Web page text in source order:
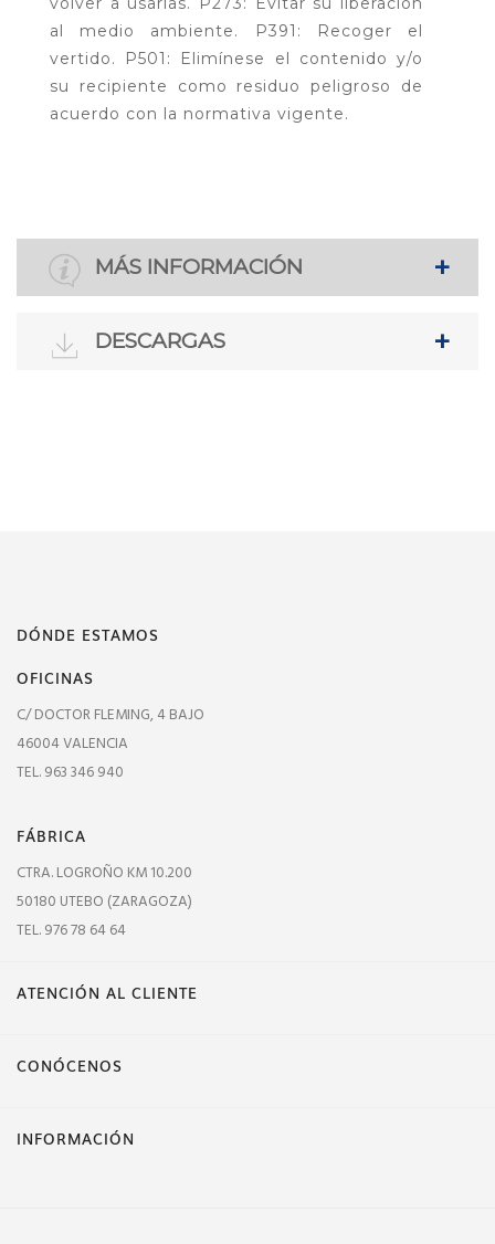
al medio ambiente. P391: Recoger el
vertido. P501: Elimínese el contenido y/o
su recipiente como residuo peligroso de
acuerdo con la normativa vigente.
MÁS INFORMACIÓN
DESCARGAS
DÓNDE ESTAMOS
OFICINAS
C/ DOCTOR FLEMING, 4 BAJO
46004 VALENCIA
TEL. 963 346 940
FÁBRICA
CTRA. LOGROÑO KM 10.200
50180 UTEBO (ZARAGOZA)
TEL. 976 78 64 64
ATENCIÓN AL CLIENTE
CONÓCENOS
INFORMACIÓN